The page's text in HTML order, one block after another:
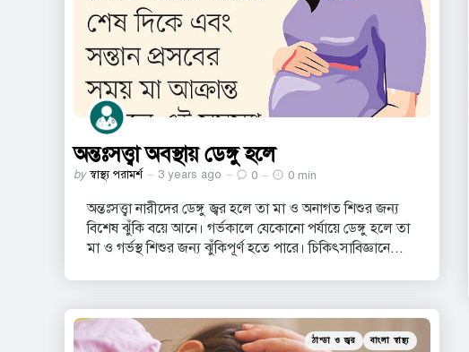
অন্তঃসত্ত্বা অবস্থায় ডেঙ্গু হলে
Posted
by স্বাস্থ্য পরামর্শ 3 years ago 0 0 min
অন্তঃসত্ত্বা নারীদের ডেঙ্গু জ্বর হলে তা মা ও অনাগত শিশুর জন্য
বিশেষ ঝুঁকি বয়ে আনে। গর্ভকালে যেকোনো পর্যায়ে ডেঙ্গু হলে তা
মা ও গর্ভস্থ শিশুর জন্য ঝুঁকিপূর্ণ হতে পারে। চিকিৎসাবিজ্ঞানে...
Categories
Posted
in
ঠান্ডা ও জ্বর বাংলা স্বাস্থ্য